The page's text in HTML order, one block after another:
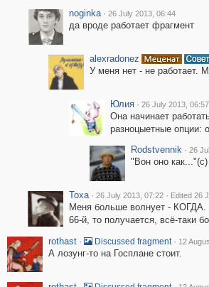
noginka · 26 July 2013, 06:44
да вроде работает фрагмент
alexradonez
У меня нет - не работает.
Юлия · 26 July 2013, 06:57
Она начинает
разноцыетные опции:
Rodstvennik · 26
"Вон оно
Toxa · 26 July 2013, 07:22 · Edited 26
Меня больше волнует - КОГДА.
66-й, то получается, всё-таки
rothast · Discussed fragment · 12
А лозунг-то на Госплане стоит.